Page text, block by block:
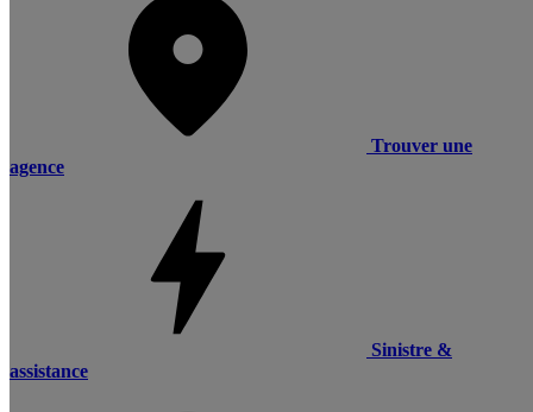
Trouver une
agence
Sinistre &
assistance